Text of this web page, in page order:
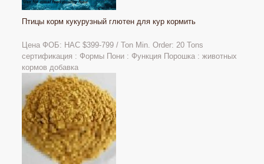
Птицы корм кукурузный глютен для кур кормить
Цена ФОБ: НАС $399-799 / Ton Min. Order: 20 Tons
сертификация : Формы Пони : Функция Порошка : животных
кормов добавка